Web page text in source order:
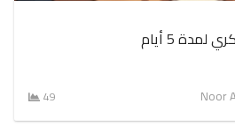
5 أيام
Noor
49